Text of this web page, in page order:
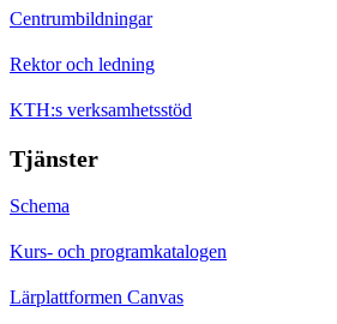
Centrumbildningar
Rektor och ledning
KTH:s verksamhetsstöd
Tjänster
Schema
Kurs- och programkatalogen
Lärplattformen Canvas